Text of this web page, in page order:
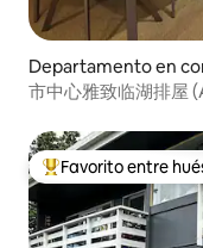
Departamento en
torua
市中心雅致临湖排屋
Favorito entre los
Favorito entre